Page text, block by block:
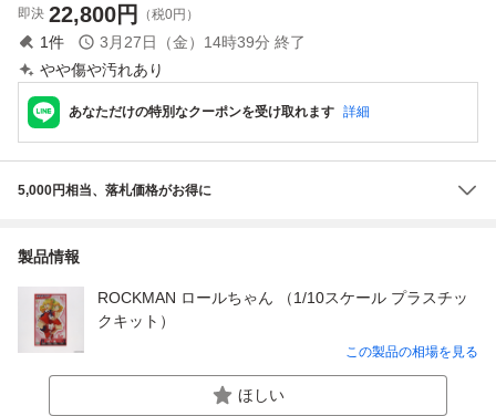
即決 22,800円 （税0円）
1件 3月27日（金）14時39分 終了
やや傷や汚れあり
あなただけの特別なクーポンを受け取れます 詳細
5,000円相当、落札価格がお得に
製品情報
ROCKMAN ロールちゃん （1/10スケール プラスチッ
クキット）
この製品の相場を見る
ほしい